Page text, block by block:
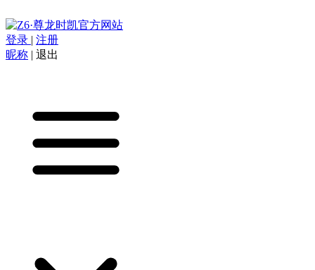
登录 | 注册
昵称 | 退出